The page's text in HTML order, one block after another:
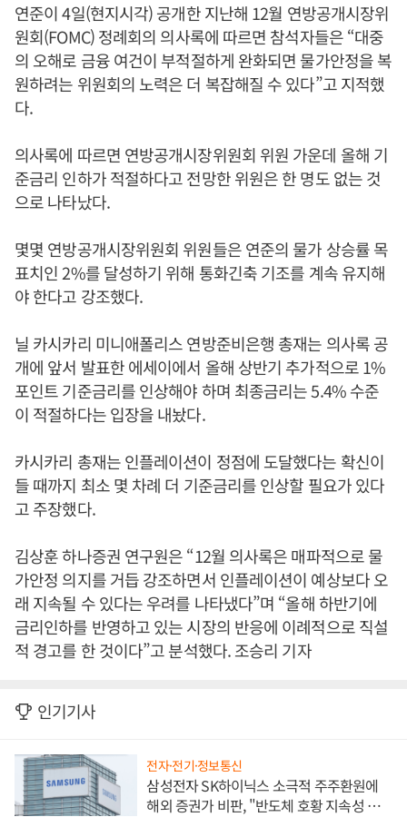
연준이 4일(현지시각) 공개한 지난해 12월 연방공개시장위
원회(FOMC) 정례회의 의사록에 따르면 참석자들은 “대중
의 오해로 금융 여건이 부적절하게 완화되면 물가안정을 복
원하려는 위원회의 노력은 더 복잡해질 수 있다”고 지적했
다.
의사록에 따르면 연방공개시장위원회 위원 가운데 올해 기
준금리 인하가 적절하다고 전망한 위원은 한 명도 없는 것
으로 나타났다.
몇몇 연방공개시장위원회 위원들은 연준의 물가 상승률 목
표치인 2%를 달성하기 위해 통화긴축 기조를 계속 유지해
야 한다고 강조했다.
닐 카시카리 미니애폴리스 연방준비은행 총재는 의사록 공
개에 앞서 발표한 에세이에서 올해 상반기 추가적으로 1%
포인트 기준금리를 인상해야 하며 최종금리는 5.4% 수준
이 적절하다는 입장을 내놨다.
카시카리 총재는 인플레이션이 정점에 도달했다는 확신이
들 때까지 최소 몇 차례 더 기준금리를 인상할 필요가 있다
고 주장했다.
김상훈 하나증권 연구원은 “12월 의사록은 매파적으로 물
가안정 의지를 거듭 강조하면서 인플레이션이 예상보다 오
래 지속될 수 있다는 우려를 나타냈다”며 “올해 하반기에
금리인하를 반영하고 있는 시장의 반응에 이례적으로 직설
적 경고를 한 것이다”고 분석했다. 조승리 기자
인기기사
전자·전기·정보통신
삼성전자 SK하이닉스 소극적 주주환원에
해외 증권가 비판, "반도체 호황 지속성 의